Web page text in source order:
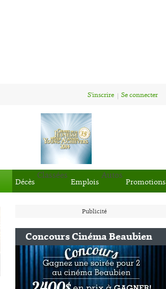
S'inscrire Se connecter
Décès
Classées
Emplois
Autos
Promotions
Publicité
Concours Cinéma Beaubien